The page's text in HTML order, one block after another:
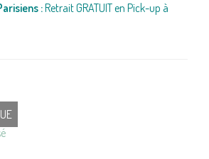
:Retrait GRATUIT en Pick-up à